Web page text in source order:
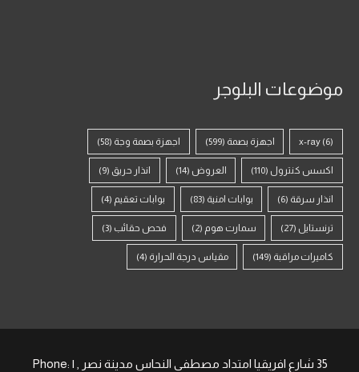
موضوعات البلوجر
x-ray (6) اجهزة بصمة (599) اجهزة بصمة وجة (58)
اكسس كنترول (110) العروض (14) انذار حريق (9)
انذار سرقة (6) بوابات امنية (83) بوابات تعقيم (4)
ترنستايل (27) سمارت هوم (2) فحص حقائب (3)
كاميرات مراقبة (149) مقياس درجة الحرارة (4)
35 شارع افريقيا امتداد مصطفى النحاس مدينة نصر , | Phone: